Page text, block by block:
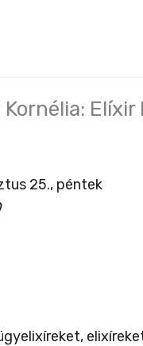
25., péntek